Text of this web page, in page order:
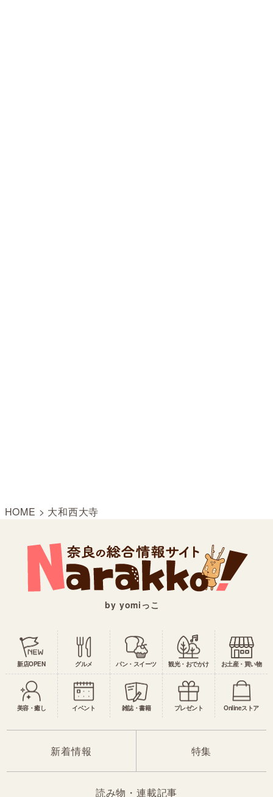
HOME > 大和西大寺
by yomiっこ
新店OPEN グルメ パン・スイーツ 観光・おでかけ お土産・買い物
美容・癒し イベント 雑誌・書籍 プレゼント Onlineストア
新着情報 特集
読み物・連載記事